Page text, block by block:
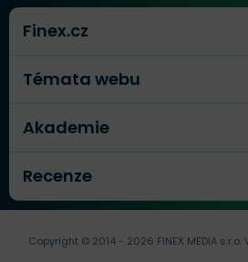
Finex.cz
Témata webu
Akademie
Recenze
Copyright © 2014 - 2026 FINEX MEDIA s.r.o.